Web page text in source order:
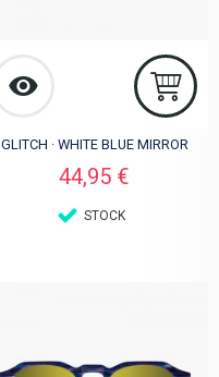
GLITCH · WHITE BLUE MIRROR
Preis
44,95 €
STOCK